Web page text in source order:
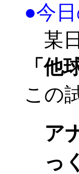
●今
某
「他
この
ア
っ